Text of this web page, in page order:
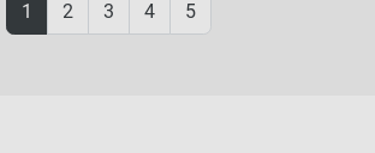
1 2 3 4 5